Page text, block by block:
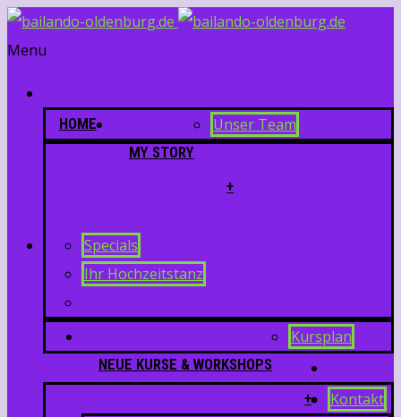
Menu
HOME
MY STORY
Unser Team
+
Specials
Ihr Hochzeitstanz
NEUE KURSE & WORKSHOPS
Kursplan
+
Kontakt